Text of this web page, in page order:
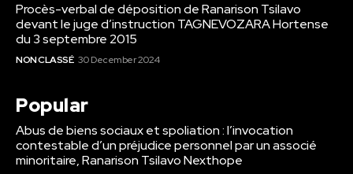
Procès-verbal de déposition de Ranarison Tsilavo
devant le juge d’instruction TAGNEVOZARA Hortense
du 3 septembre 2015
NON CLASSÉ 30 December 2024
Popular
Abus de biens sociaux et spoliation : l’invocation
contestable d’un préjudice personnel par un associé
minoritaire, Ranarison Tsilavo Nexthope